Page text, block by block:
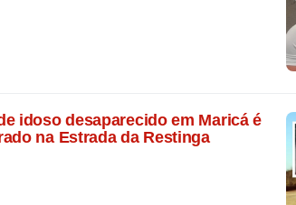
idoso desaparecido em Maricá é
na Estrada da Restinga